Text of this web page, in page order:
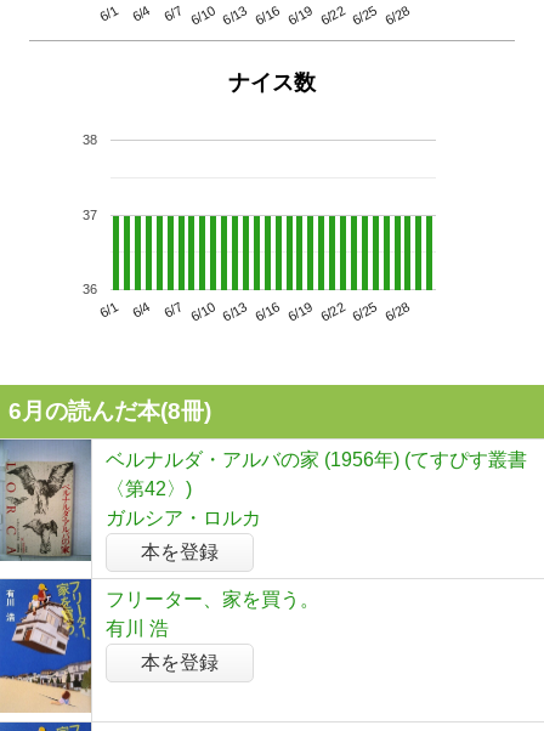
6/1 6/4 6/7 6/10 6/13 6/16 6/19 6/22 6/25 6/28
ナイス数
6/1 6/4 6/7 6/10 6/13 6/16 6/19 6/22 6/25 6/28
36
37
38
6月の読んだ本(8冊)
ベルナルダ・アルバの家 (1956年) (てすぴす叢書
〈第42〉)
ガルシア・ロルカ
本を登録
フリーター、家を買う。
有川 浩
本を登録